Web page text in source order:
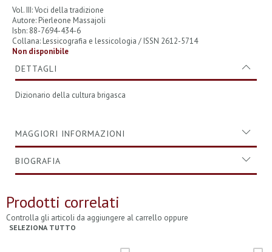
Vol. III: Voci della tradizione
Autore: Pierleone Massajoli
Isbn: 88-7694-434-6
Collana: Lessicografia e lessicologia / ISSN 2612-5714
Non disponibile
DETTAGLI
Dizionario della cultura brigasca
MAGGIORI INFORMAZIONI
BIOGRAFIA
Prodotti correlati
Controlla gli articoli da aggiungere al carrello oppure
SELEZIONA TUTTO